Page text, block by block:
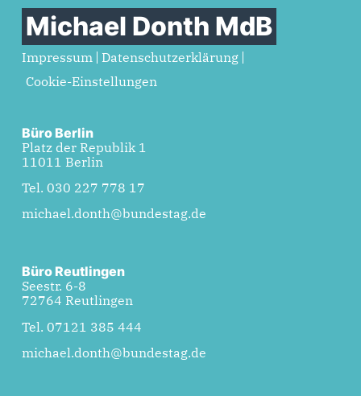
Michael Donth MdB
Impressum
Datenschutzerklärung
Cookie-Einstellungen
Büro Berlin
Platz der Republik 1
11011 Berlin
Tel. 030 227 778 17
michael.donth@bundestag.de
Büro Reutlingen
Seestr. 6-8
72764 Reutlingen
Tel. 07121 385 444
michael.donth@bundestag.de